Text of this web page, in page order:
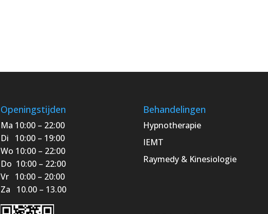
Openingstijden
Ma 10:00 – 22:00
Di 10:00 – 19:00
Wo 10:00 – 22:00
Do 10:00 – 22:00
Vr 10:00 – 20:00
Za 10.00 – 13.00
Behandelingen
Hypnotherapie
IEMT
Raymedy & Kinesiologie